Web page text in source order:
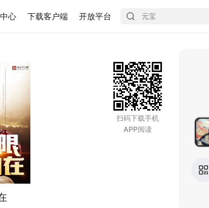
心 下载客户端 开放平台
扫码下载手机
APP阅读